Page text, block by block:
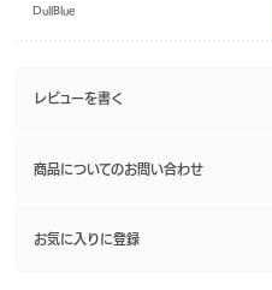
DullBlue
レビューを書く
商品についてのお問い合わせ
お気に入りに登録